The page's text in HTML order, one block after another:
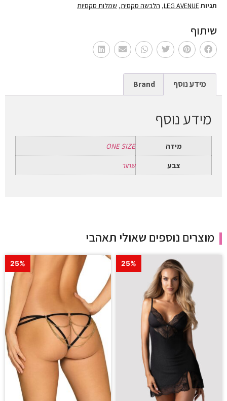
תגיותLEG AVENUE
, הלבשה סקסית, שמלות סקסיות
שיתוף
מידע נוסף Brand
מידע נוסף
מידה
ONE SIZE
צבע
שחור
מוצרים נוספים שאולי תאהבי
25%
25%